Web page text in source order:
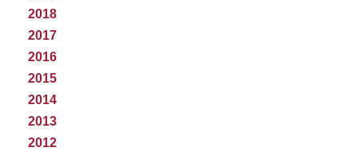
2018
2017
2016
2015
2014
2013
2012